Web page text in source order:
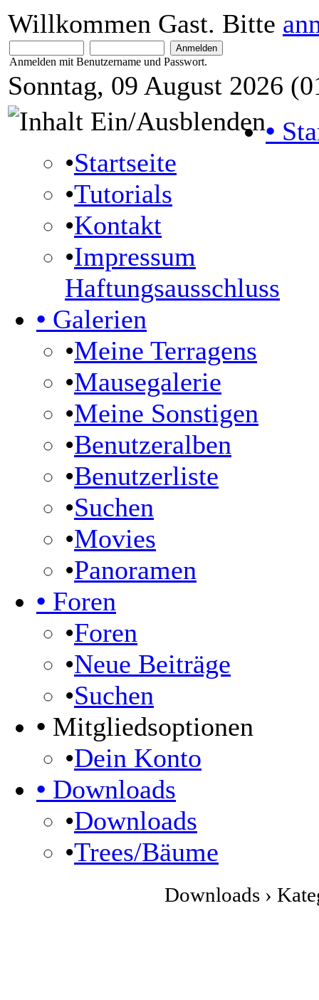
Willkommen Gast. Bitte
Anmelden mit Benutzername und Passwort.
Sonntag, 09 August 2026
•
•Startseite
•Tutorials
•Kontakt
•Impressum
Haftungsausschluss
• Galerien
•Meine Terragens
•Mausegalerie
•Meine Sonstigen
•Benutzeralben
•Benutzerliste
•Suchen
•Movies
•Panoramen
• Foren
•Foren
•Neue Beiträge
•Suchen
• Mitgliedsoptionen
•Dein Konto
• Downloads
•Downloads
•Trees/Bäume
Downloads ›